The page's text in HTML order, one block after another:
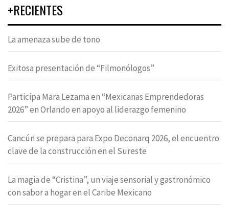
+RECIENTES
La amenaza sube de tono
Exitosa presentación de “Filmonólogos”
Participa Mara Lezama en “Mexicanas Emprendedoras
2026” en Orlando en apoyo al liderazgo femenino
Cancún se prepara para Expo Deconarq 2026, el encuentro
clave de la construcción en el Sureste
La magia de “Cristina”, un viaje sensorial y gastronómico
con sabor a hogar en el Caribe Mexicano